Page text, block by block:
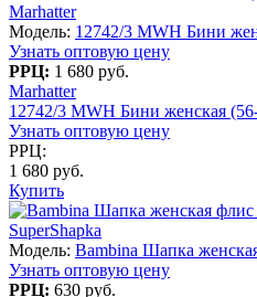
Marhatter
Модель: 12742/3 MWH Бини
Узнать оптовую цену
РРЦ: 1 680 руб.
Marhatter
12742/3 MWH Бини женская
Узнать оптовую цену
РРЦ:
1 680 руб.
Купить
SuperShapka
Модель: Bambina Шапка
Узнать оптовую цену
РРЦ: 630 руб.